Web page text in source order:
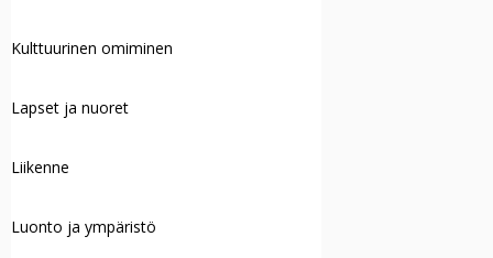
Kulttuurinen omiminen
Lapset ja nuoret
Liikenne
Luonto ja ympäristö